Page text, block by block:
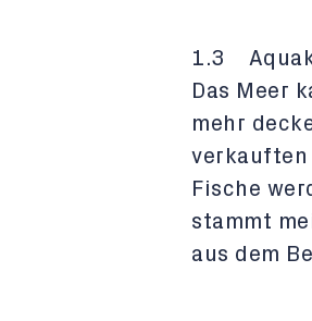
1.3
Das Meer
mehr
verkauften
Fische
stammt
aus dem